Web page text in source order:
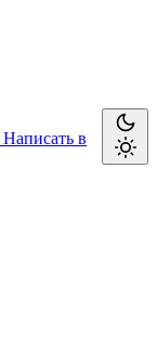
Написать в